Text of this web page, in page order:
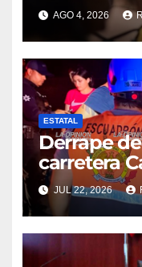
AGO 4, 2026
ESTATAL
Derrape
carretera
reaviva
de
JUL 22, 2026